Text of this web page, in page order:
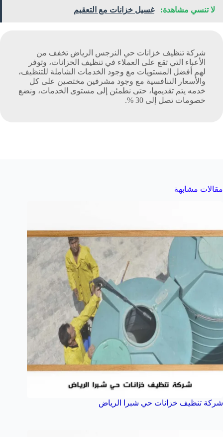
لا تنسي مشاهدة: غسيل خزانات مع التعقيم
شركة تنظيف خزانات حي النرجس الرياض تخفف من
الأعباء التي تقع على العملاء في تنظيف الخزانات، وتوفر
لهم أفضل المستويات مع وجود الخدمات الشاملة للتنظيف،
والأسعار التنافسية مع وجود مشرفين مختصين على كل
خدمه يتم تقديمها، حتى نطمئن إلى مستوى الخدمات، ونضع
خصومات تصل إلى 30 %.
مقالات مشابهة
شركة تنظيف خزانات حي شبرا الرياض